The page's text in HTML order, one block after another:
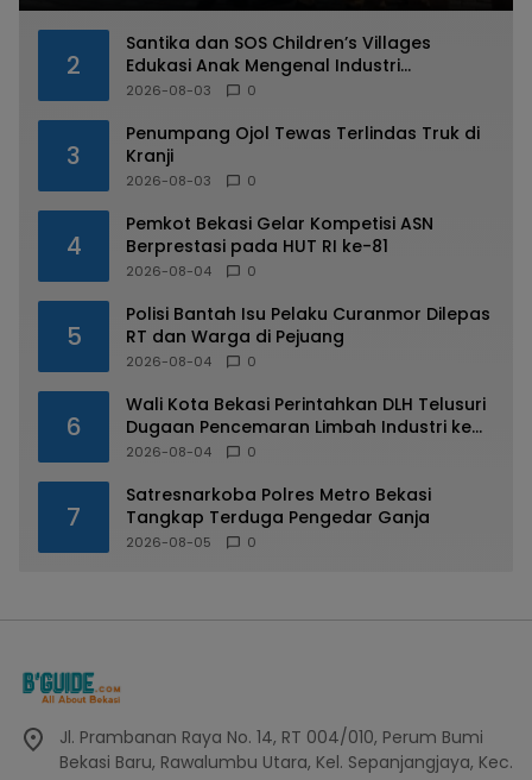
2
Santika dan SOS Children’s Villages
Edukasi Anak Mengenal Industri
Perhotelan
2026-08-03 0
3
Penumpang Ojol Tewas Terlindas Truk di
Kranji
2026-08-03 0
4
Pemkot Bekasi Gelar Kompetisi ASN
Berprestasi pada HUT RI ke-81
2026-08-04 0
5
Polisi Bantah Isu Pelaku Curanmor Dilepas
RT dan Warga di Pejuang
2026-08-04 0
6
Wali Kota Bekasi Perintahkan DLH Telusuri
Dugaan Pencemaran Limbah Industri ke
Kali Bekasi
2026-08-04 0
7
Satresnarkoba Polres Metro Bekasi
Tangkap Terduga Pengedar Ganja
2026-08-05 0
Jl. Prambanan Raya No. 14, RT 004/010, Perum Bumi
Bekasi Baru, Rawalumbu Utara, Kel. Sepanjangjaya, Kec.